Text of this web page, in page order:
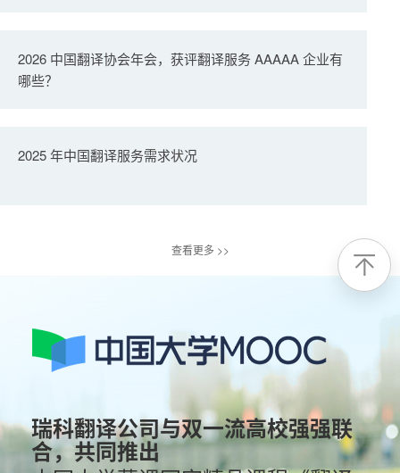
2026 中国翻译协会年会，获评翻译服务 AAAAA 企业有
哪些？
2025 年中国翻译服务需求状况
查看更多 >>
瑞科翻译公司与双一流高校强强联
合，共同推出